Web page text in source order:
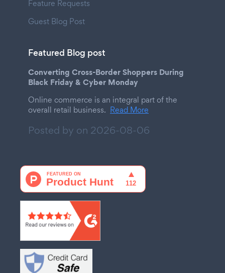
Feature Requests
Guest Blog Post
Featured Blog post
Converting Cross-Border Shoppers During
Black Friday & Cyber Monday
Online commerce is an integral part of the
overall retail business. Read More
Posted by on 2026-08-06